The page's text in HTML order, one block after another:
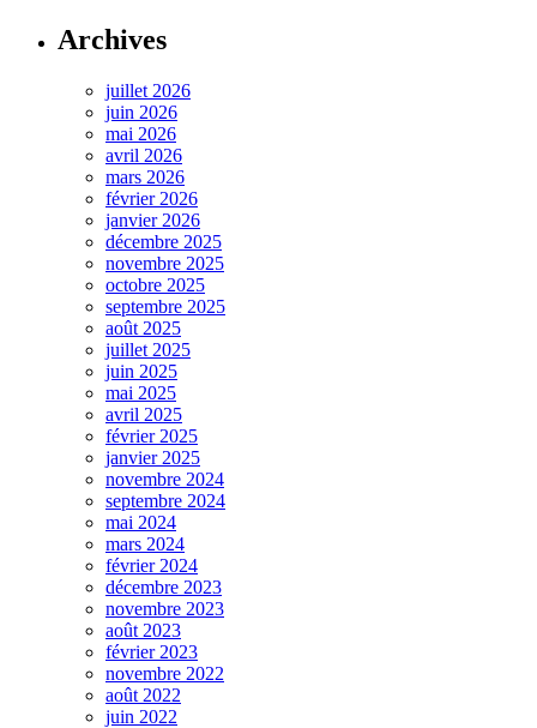
Archives
juillet 2026
juin 2026
mai 2026
avril 2026
mars 2026
février 2026
janvier 2026
décembre 2025
novembre 2025
octobre 2025
septembre 2025
août 2025
juillet 2025
juin 2025
mai 2025
avril 2025
février 2025
janvier 2025
novembre 2024
septembre 2024
mai 2024
mars 2024
février 2024
décembre 2023
novembre 2023
août 2023
février 2023
novembre 2022
août 2022
juin 2022